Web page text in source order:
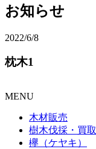
お知らせ
2022/6/8
枕木1
MENU
木材販売
樹木伐採・買取
欅（ケヤキ）